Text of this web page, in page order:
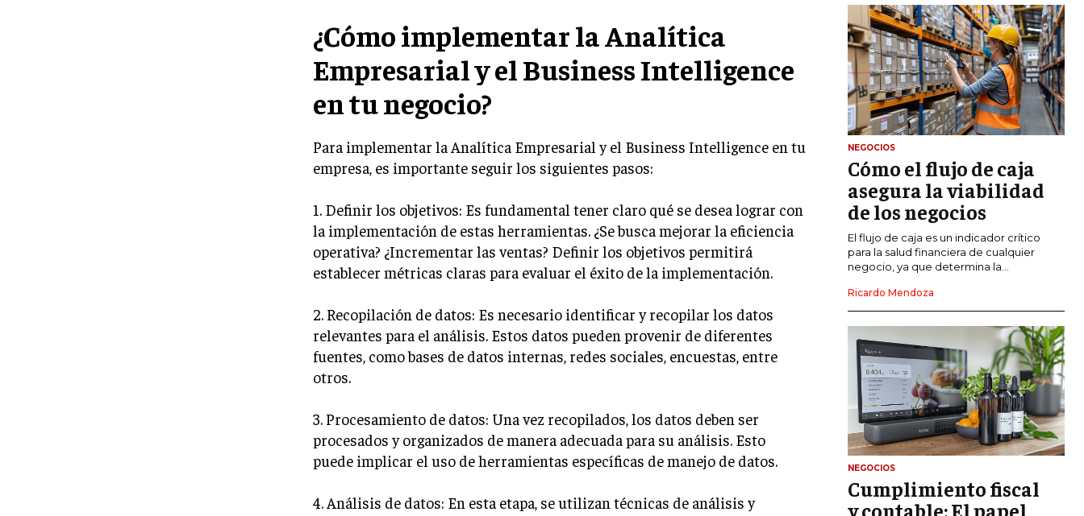
TECNOLOGIA
SOSTENIBILIDAD Y MEDIO AMBIENTE
GESTIÓN DE LA INNOVACIÓN
TECNOLÓGICA
TRANSFORMACIÓN DIGITAL
ANALÍTICA EMPRESARIAL Y BUSINESS
INTELLIGENCE
CIBERSEGURIDAD EMPRESARIAL
ESTRATEGIA
EMPRESAS FAMILIARES Y SUCESIÓN
NEGOCIACIÓN Y RESOLUCIÓN DE
CONFLICTOS
DERECHO EMPRESARIAL Y
REGULACIONES
ÉXITO EMPRESARIAL Y CASOS DE
ESTUDIO
GOBIERNO CORPORATIVO
NEGOCIOS
ESTRATEGIAS DE NEGOCIOS
¿Cómo implementar la Analítica
Empresarial y el Business Intelligence
en tu negocio?
Para implementar la Analítica Empresarial y el Business Intelligence en tu
empresa, es importante seguir los siguientes pasos:
1. Definir los objetivos: Es fundamental tener claro qué se desea lograr con
la implementación de estas herramientas. ¿Se busca mejorar la eficiencia
operativa? ¿Incrementar las ventas? Definir los objetivos permitirá
establecer métricas claras para evaluar el éxito de la implementación.
2. Recopilación de datos: Es necesario identificar y recopilar los datos
relevantes para el análisis. Estos datos pueden provenir de diferentes
fuentes, como bases de datos internas, redes sociales, encuestas, entre
otros.
3. Procesamiento de datos: Una vez recopilados, los datos deben ser
procesados y organizados de manera adecuada para su análisis. Esto
puede implicar el uso de herramientas específicas de manejo de datos.
4. Análisis de datos: En esta etapa, se utilizan técnicas de análisis y
NEGOCIOS
Cómo el flujo de caja
asegura la viabilidad
de los negocios
El flujo de caja es un indicador crítico
para la salud financiera de cualquier
negocio, ya que determina la...
Ricardo Mendoza
NEGOCIOS
Cumplimiento fiscal
y contable: El papel